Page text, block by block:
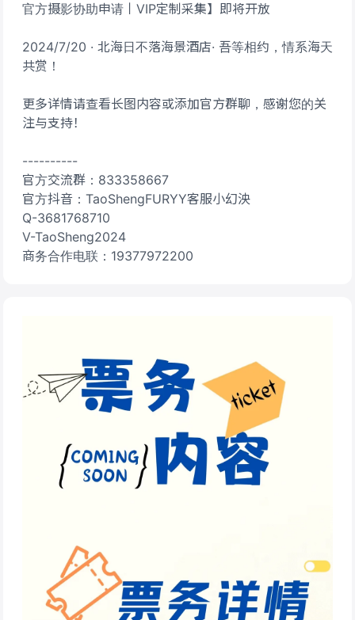
官方摄影协助申请丨VIP定制采集】即将开放
2024/7/20 · 北海日不落海景酒店· 吾等相约，情系海天
共赏！
更多详情请查看长图内容或添加官方群聊，感谢您的关
注与支持！
----------
官方交流群：833358667
官方抖音：TaoShengFURYY客服小幻泱
Q-3681768710
V-TaoSheng2024
商务合作电联：19377972200